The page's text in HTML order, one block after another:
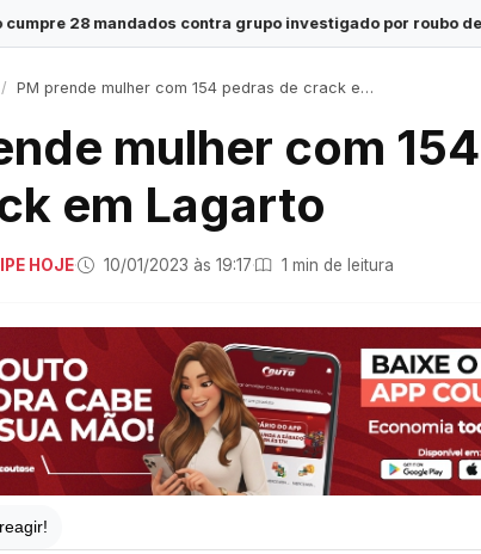
contra grupo investigado por roubo de cargas e tráfico
PM prende mulher com 154 pedras de crack em Lagarto
mulher com
em Lagarto
HOJE· 10/01/2023 às 19:17· 1 min de leitura